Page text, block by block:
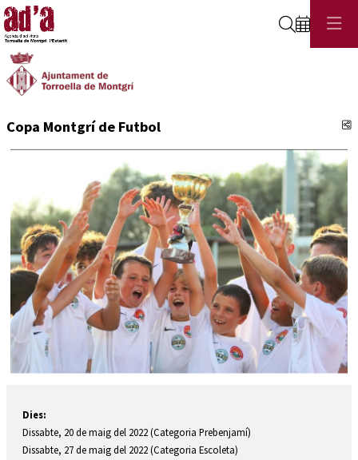
Cerca
Copa Montgrí de Futbol
Dies:
Dissabte, 20 de maig del 2022 (Categoria Prebenjamí)
Dissabte, 27 de maig del 2022 (Categoria Escoleta)